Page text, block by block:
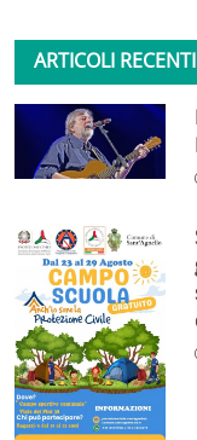
ARTICOLI RECENTI